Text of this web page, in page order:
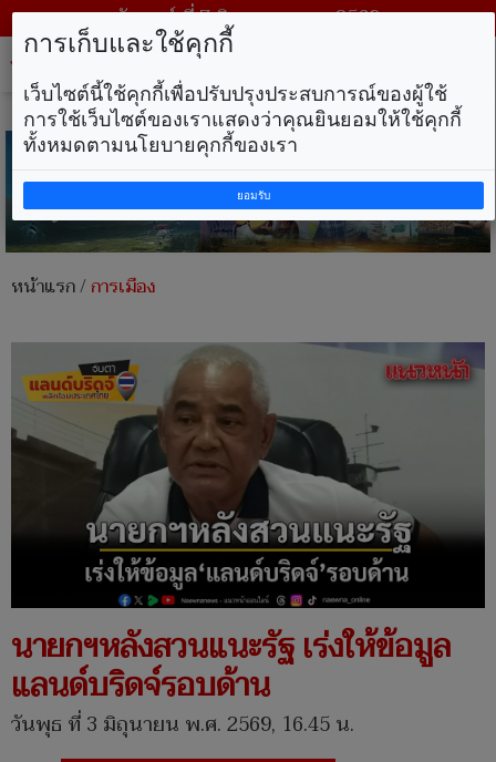
วันศุกร์ ที่ 7 สิงหาคม พ.ศ. 2569
หน้าแรก/การเมือง
นายกฯหลังสวนแนะรัฐ เร่งให้ข้อมูล
แลนด์บริดจ์รอบด้าน
วันพุธ ที่ 3 มิถุนายน พ.ศ. 2569, 16.45 น.
การเก็บและใช้คุกกี้
เว็บไซต์นี้ใช้คุกกี้เพื่อปรับปรุงประสบการณ์ของผู้ใช้
การใช้เว็บไซต์ของเราแสดงว่าคุณยินยอมให้ใช้คุกกี้
ทั้งหมดตามนโยบายคุกกี้ของเรา
ยอมรับ